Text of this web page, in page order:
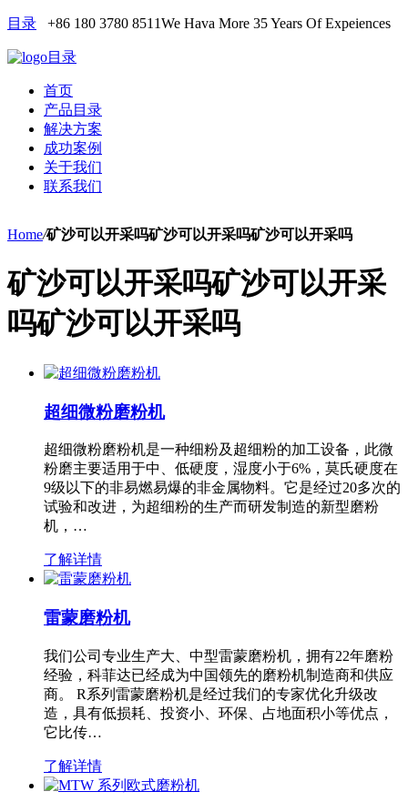
目录 +86 180 3780 8511We Hava More 35 Years Of Expeiences
目录
首页
产品目录
解决方案
成功案例
关于我们
联系我们
Home/矿沙可以开采吗矿沙可以开采吗矿沙可以开采吗
矿沙可以开采吗矿沙可以开采
吗矿沙可以开采吗
超细微粉磨粉机
超细微粉磨粉机是一种细粉及超细粉的加工设备，此微
粉磨主要适用于中、低硬度，湿度小于6%，莫氏硬度在
9级以下的非易燃易爆的非金属物料。它是经过20多次的
试验和改进，为超细粉的生产而研发制造的新型磨粉
机，…
了解详情
雷蒙磨粉机
我们公司专业生产大、中型雷蒙磨粉机，拥有22年磨粉
经验，科菲达已经成为中国领先的磨粉机制造商和供应
商。 R系列雷蒙磨粉机是经过我们的专家优化升级改
造，具有低损耗、投资小、环保、占地面积小等优点，
它比传…
了解详情